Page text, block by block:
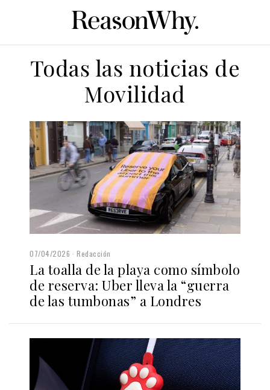
Todas las noticias de
Movilidad
07/04/2026 Redacción
La toalla de la playa como símbolo
de reserva: Uber lleva la “guerra
de las tumbonas” a Londres